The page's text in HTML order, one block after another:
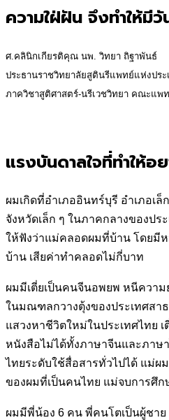
ความใฝ่ฝัน จึงทำให้มีวั
ศ.คลินิกเกียรติคุณ นพ. วิทยา ถิฐาพันธ์
ประธานราชวิทยาลัยสูตินรีแพทย์แห่งประ
ภาควิชาสูติศาสตร์-นรีเวชวิทยา คณะแพ
แรงบันดาลใจที่ทำให้อ
ผมเกิดที่อำเภออินทร์บุรี อำเภอเล็
จังหวัดเล็ก ๆ ในภาคกลางของปร
ให้ฟังว่าแม่คลอดผมที่บ้าน โดยมี
บ้าน เสียค่าทำคลอดไม่กี่บาท
ผมมีเตี่ยเป็นคนจีนอพยพ หนีควา
ในมณฑลกวางตุ้งของประเทศส
แสวงหาชีวิตใหม่ในประเทศไทย
หนังสือไม่ได้ทั้งภาษาจีนและภาษ
ไทยระดับใช้สื่อสารทั่วไปได้ แม่ผม
ของผมที่เป็นคนไทย แม่จบการศึ
ผมมีพี่น้อง 6 คน พี่คนโตเป็นผู้ชา